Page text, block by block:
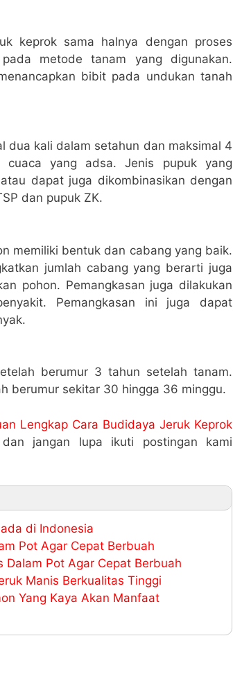
keprok sama halnya dengan proses
metode tanam yang digunakan.
bibit pada undukan tanah
dua kali dalam setahun dan maksimal 4
yang adsa. Jenis pupuk yang
dapat juga dikombinasikan dengan
dan pupuk ZK.
memiliki bentuk dan cabang yang baik.
jumlah cabang yang berarti juga
pohon. Pemangkasan juga dilakukan
Pemangkasan ini juga dapat
berumur 3 tahun setelah tanam.
berumur sekitar 30 hingga 36 minggu.
Lengkap Cara Budidaya Jeruk Keprok
jangan lupa ikuti postingan kami
di Indonesia
Pot Agar Cepat Berbuah
Dalam Pot Agar Cepat Berbuah
Manis Berkualitas Tinggi
Yang Kaya Akan Manfaat